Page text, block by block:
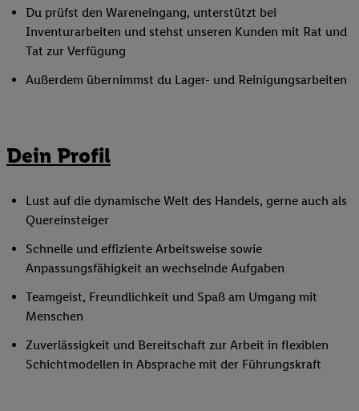
Du prüfst den Wareneingang, unterstützt bei
Inventurarbeiten und stehst unseren Kunden mit Rat und
Tat zur Verfügung
Außerdem übernimmst du Lager- und Reinigungsarbeiten
Dein Profil
Lust auf die dynamische Welt des Handels, gerne auch als
Quereinsteiger
Schnelle und effiziente Arbeitsweise sowie
Anpassungsfähigkeit an wechselnde Aufgaben
Teamgeist, Freundlichkeit und Spaß am Umgang mit
Menschen
Zuverlässigkeit und Bereitschaft zur Arbeit in flexiblen
Schichtmodellen in Absprache mit der Führungskraft